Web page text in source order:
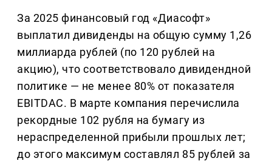
За 2025 финансовый год «Диасофт»
выплатил дивиденды на общую сумму 1,26
миллиарда рублей (по 120 рублей на
акцию), что соответствовало дивидендной
политике — не менее 80% от показателя
EBITDAC. В марте компания перечислила
рекордные 102 рубля на бумагу из
нераспределенной прибыли прошлых лет;
до этого максимум составлял 85 рублей за